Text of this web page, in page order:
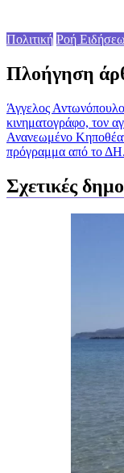
Πολιτική Ροή
Πλοήγηση
Άγγελος
κινηματογράφο, τον
Ανανεωμένο
πρόγραμμα από το
Σχετικές